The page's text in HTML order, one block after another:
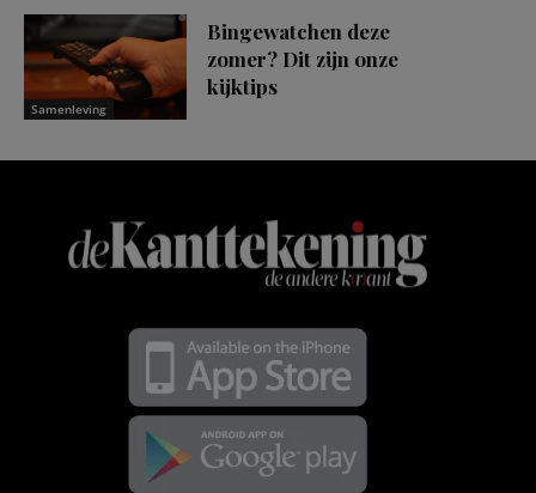
Samenleving
Bingewatchen deze
zomer? Dit zijn onze
kijktips